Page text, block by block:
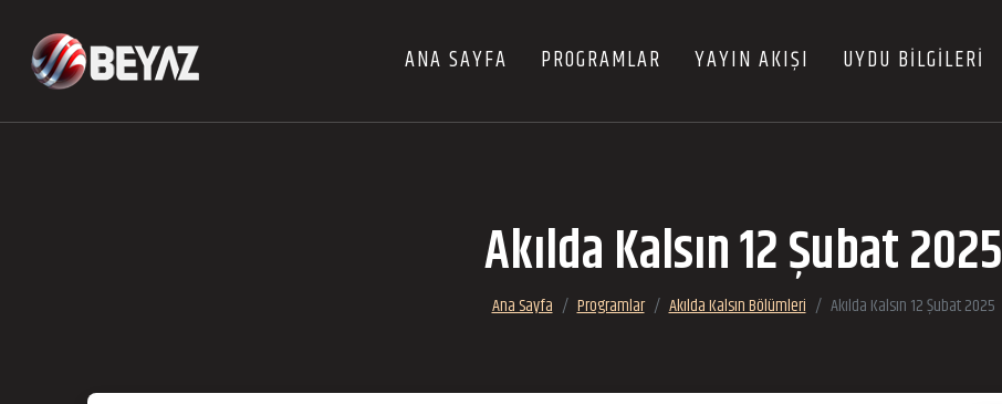
ANA SAYFA PROGRAMLAR YAYIN AKIŞI UYDU BİLGİLERİ
Akılda Kalsın 12 Şubat 2025
Ana Sayfa Programlar Akılda Kalsın Bölümleri Akılda Kalsın 12 Şubat 2025